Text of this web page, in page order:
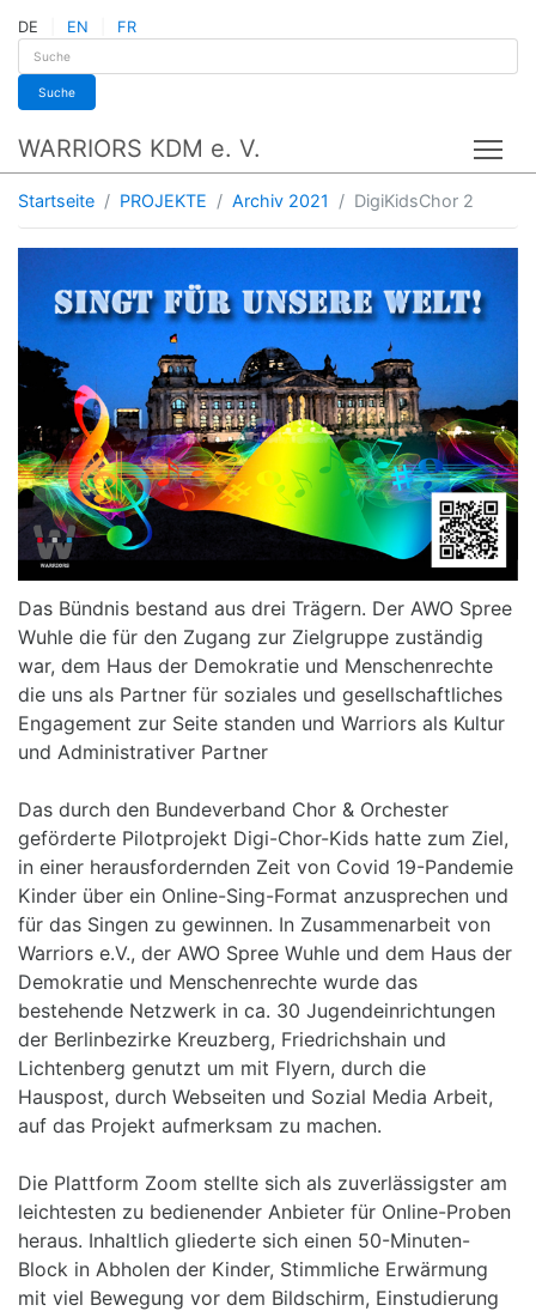
DE EN FR
Suche
WARRIORS KDM e. V.
Startseite PROJEKTE Archiv 2021 DigiKidsChor 2
Das Bündnis bestand aus drei Trägern. Der AWO Spree
Wuhle die für den Zugang zur Zielgruppe zuständig
war, dem Haus der Demokratie und Menschenrechte
die uns als Partner für soziales und gesellschaftliches
Engagement zur Seite standen und Warriors als Kultur
und Administrativer Partner
Das durch den Bundeverband Chor & Orchester
geförderte Pilotprojekt Digi-Chor-Kids hatte zum Ziel,
in einer herausfordernden Zeit von Covid 19-Pandemie
Kinder über ein Online-Sing-Format anzusprechen und
für das Singen zu gewinnen. In Zusammenarbeit von
Warriors e.V., der AWO Spree Wuhle und dem Haus der
Demokratie und Menschenrechte wurde das
bestehende Netzwerk in ca. 30 Jugendeinrichtungen
der Berlinbezirke Kreuzberg, Friedrichshain und
Lichtenberg genutzt um mit Flyern, durch die
Hauspost, durch Webseiten und Sozial Media Arbeit,
auf das Projekt aufmerksam zu machen.
Die Plattform Zoom stellte sich als zuverlässigster am
leichtesten zu bedienender Anbieter für Online-Proben
heraus. Inhaltlich gliederte sich einen 50-Minuten-
Block in Abholen der Kinder, Stimmliche Erwärmung
mit viel Bewegung vor dem Bildschirm, Einstudierung